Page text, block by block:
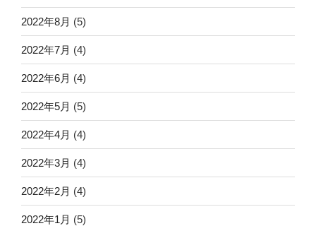
2022年8月 (5)
2022年7月 (4)
2022年6月 (4)
2022年5月 (5)
2022年4月 (4)
2022年3月 (4)
2022年2月 (4)
2022年1月 (5)